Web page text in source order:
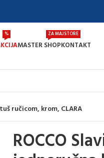
%
MASTER SHOP
ZA MAJSTORE
KONTAKT
ručicom, krom, CLARA
ROCCO